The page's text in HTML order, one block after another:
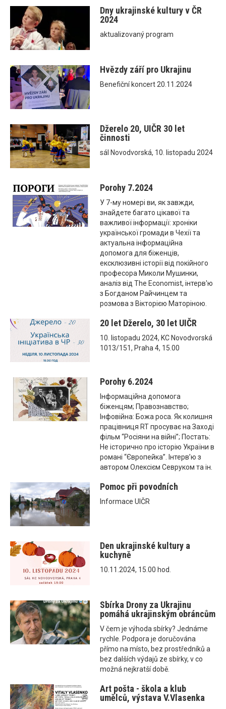
Dny ukrajinské kultury v ČR
2024
aktualizovaný program
Hvězdy září pro Ukrajinu
Benefiční koncert 20.11.2024
Džerelo 20, UIČR 30 let
činnosti
sál Novodvorská, 10. listopadu 2024
Porohy 7.2024
У 7-му номері ви, як завжди,
знайдете багато цікавої та
важливої інформації: хроніки
української громади в Чехії та
актуальна інформаційна
допомога для біженців,
ексклюзивні історії від покійного
професора Миколи Мушинки,
аналіз від The Economist, інтерв'ю
з Богданом Райчинцем та
розмова з Вікторією Маторіною.
20 let Džerelo, 30 let UIČR
10. listopadu 2024, KC Novodvorská
1013/151, Praha 4, 15.00
Porohy 6.2024
Інформаційна допомога
біженцям; Правознавство;
Інфовійна: Божа роса. Як колишня
працівниця RT просуває на Заході
фільм “Росіяни на війні”; Постать:
Не історично про історію України в
романі “Європейка”. Інтерв’ю з
автором Олексієм Севруком та ін.
Pomoc při povodních
Informace UIČR
Den ukrajinské kultury a
kuchyně
10.11.2024, 15.00 hod.
Sbírka Drony za Ukrajinu
pomáhá ukrajinským obráncům
V čem je výhoda sbírky? Jednáme
rychle. Podpora je doručována
přímo na místo, bez prostředníků a
bez dalších výdajů ze sbírky, v co
možná nejkratší době.
Art pošta - škola a klub
umělců, výstava V.Vlasenka